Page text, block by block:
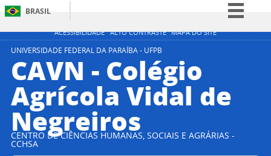
ACESSIBILIDADE ALTO CONTRASTE MAPA DO SITE
BRASIL
Simplifique!
Participe
Acesso à informação
Legislação
UNIVERSIDADE FEDERAL DA PARAÍBA - UFPB
CAVN - Colégio
Agrícola Vidal de
Negreiros
CENTRO DE CIÊNCIAS HUMANAS, SOCIAIS E AGRÁRIAS -
CCHSA